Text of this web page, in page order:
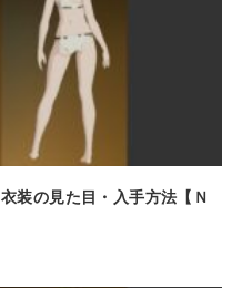
衣装の見た目・入手方法【Ｎ